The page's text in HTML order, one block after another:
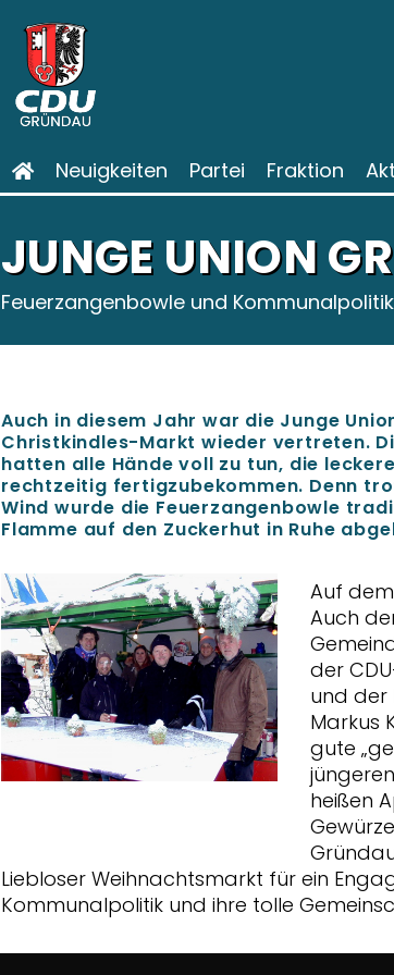
Neuigkeiten Partei Fraktion
JUNGE UNION
Feuerzangenbowle und
Auch in diesem Jahr war die Junge
Christkindles-Markt wieder vertreten.
hatten alle Hände voll zu tun, die
rechtzeitig fertigzubekommen. Denn
Wind wurde die Feuerzangenbowle
Flamme auf den Zuckerhut in Ruhe
Auf
Auch
der
und der
Markus
gute
heißen
Liebloser Weihnachtsmarkt für ein
Kommunalpolitik und ihre tolle